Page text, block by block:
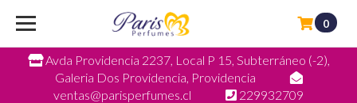
Avda Providencia 2237, Local P 15, Subterráneo (-2),
Galeria Dos Providencia, Providencia
ventas@parisperfumes.cl
229932709
0